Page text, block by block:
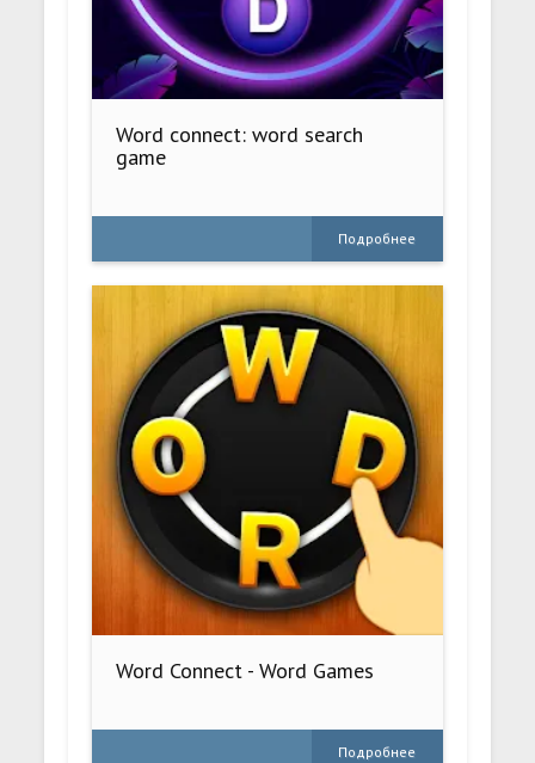
Word connect: word search
game
Подробнее
Word Connect - Word Games
Подробнее